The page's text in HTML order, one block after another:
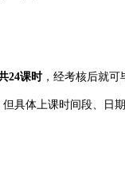
24课时，经考核后就可
但具体上课时间段、日